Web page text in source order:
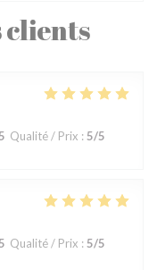
clients
Qualité / Prix : 5/5
Qualité / Prix : 5/5